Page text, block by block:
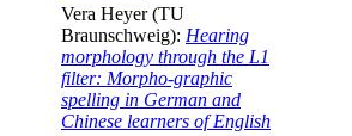
Vera Heyer (TU
Braunschweig): Hearing
morphology through the L1
filter: Morpho-graphic
spelling in German and
Chinese learners of English